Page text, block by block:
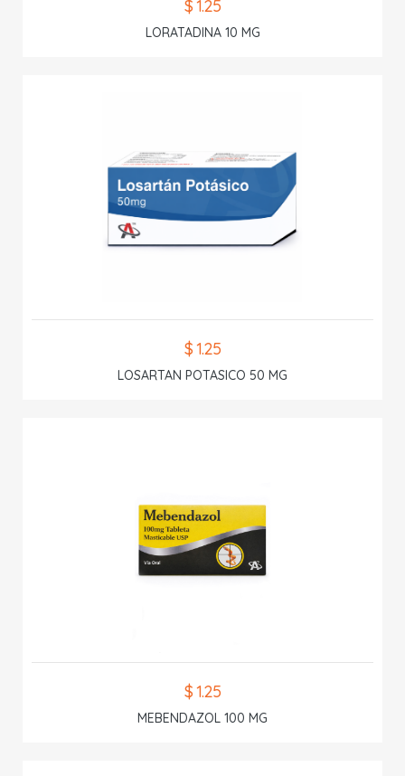
$ 1.25
LORATADINA 10 MG
$ 1.25
LOSARTAN POTASICO 50 MG
$ 1.25
MEBENDAZOL 100 MG